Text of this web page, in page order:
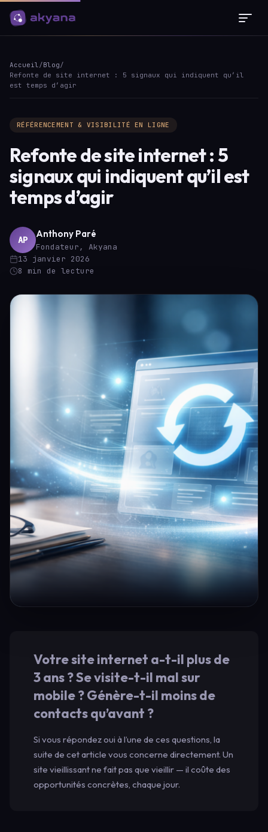
Accueil/Blog/
Refonte de site internet : 5 signaux qui indiquent qu’il
est temps d’agir
RÉFÉRENCEMENT & VISIBILITÉ EN LIGNE
Refonte de site internet : 5
signaux qui indiquent qu’il est
temps d’agir
AP
Anthony Paré
Fondateur, Akyana
13 janvier 2026
8 min de lecture
Votre site internet a-t-il plus de
3 ans ? Se visite-t-il mal sur
mobile ? Génère-t-il moins de
contacts qu’avant ?
Si vous répondez oui à l’une de ces questions, la
suite de cet article vous concerne directement. Un
site vieillissant ne fait pas que vieillir — il coûte des
opportunités concrètes, chaque jour.
Panneau de gestion des cookies